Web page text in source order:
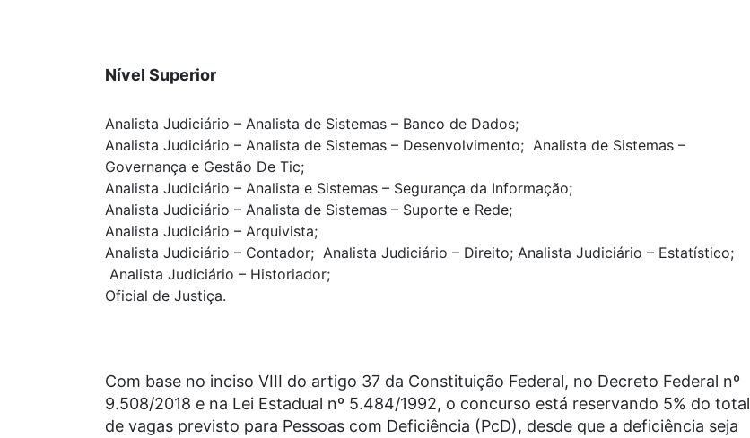
Nível Superior
Analista Judiciário – Analista de Sistemas – Banco de Dados;
Analista Judiciário – Analista de Sistemas – Desenvolvimento; Analista de Sistemas –
Governança e Gestão De Tic;
Analista Judiciário – Analista e Sistemas – Segurança da Informação;
Analista Judiciário – Analista de Sistemas – Suporte e Rede;
Analista Judiciário – Arquivista;
Analista Judiciário – Contador; Analista Judiciário – Direito; Analista Judiciário – Estatístico;
Analista Judiciário – Historiador;
Oficial de Justiça.
Com base no inciso VIII do artigo 37 da Constituição Federal, no Decreto Federal nº
9.508/2018 e na Lei Estadual nº 5.484/1992, o concurso está reservando 5% do total
de vagas previsto para Pessoas com Deficiência (PcD), desde que a deficiência seja